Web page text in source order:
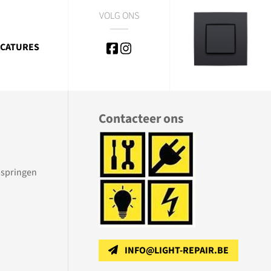
VOLG ONS
Contacteer ons
INFO@LIGHT-REPAIR.BE